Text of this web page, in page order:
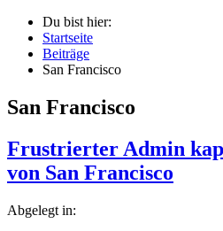
Du bist hier:
Startseite
Beiträge
San Francisco
San Francisco
Frustrierter Admin
von San Francisco
Abgelegt in: